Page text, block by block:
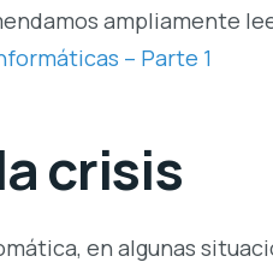
ampliamente
– Parte 1
crisis
en algunas